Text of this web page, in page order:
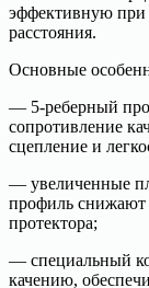
эффективную при
расстояния.
Основные
— 5-реберный
сопротивление
сцепление и
— увеличенные
профиль снижают
протектора;
— специальный
качению,